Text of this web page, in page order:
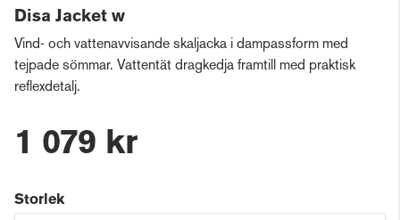
Disa Jacket w
Vind- och vattenavvisande skaljacka i dampassform med
tejpade sömmar. Vattentät dragkedja framtill med praktisk
reflexdetalj.
1 079 kr
Storlek